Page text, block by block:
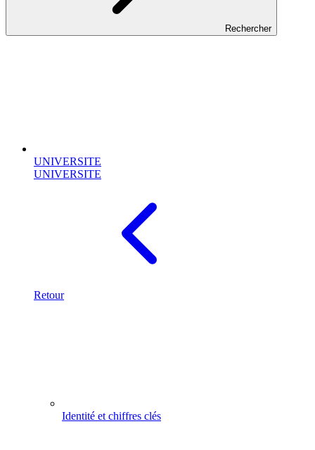
Rechercher
UNIVERSITE
UNIVERSITE
Retour
Identité et chiffres clés